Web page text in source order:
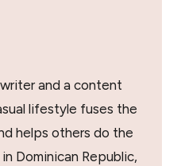
and a content
lifestyle fuses the
helps others do the
Dominican Republic,